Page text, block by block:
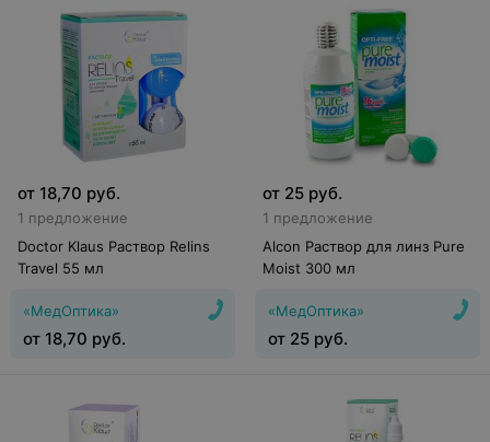
от 18,70 руб.
1 предложение
Doctor Klaus Раствор Relins
Travel 55 мл
«МедОптика»
от 18,70 руб.
от 25 руб.
1 предложение
Alcon Раствор для линз Pure
Moist 300 мл
«МедОптика»
от 25 руб.